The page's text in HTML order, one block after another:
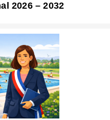
2026 – 2032